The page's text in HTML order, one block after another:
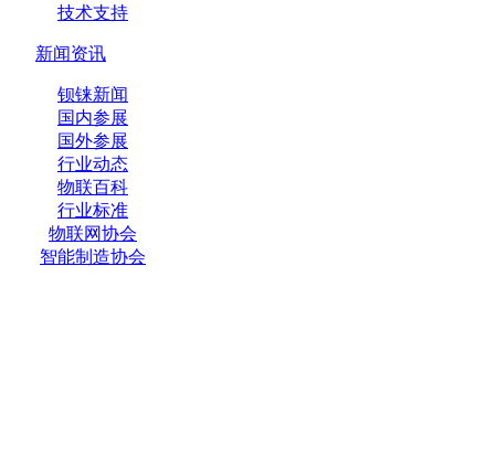
技术支持
新闻资讯
钡铼新闻
国内参展
国外参展
行业动态
物联百科
行业标准
物联网协会
智能制造协会